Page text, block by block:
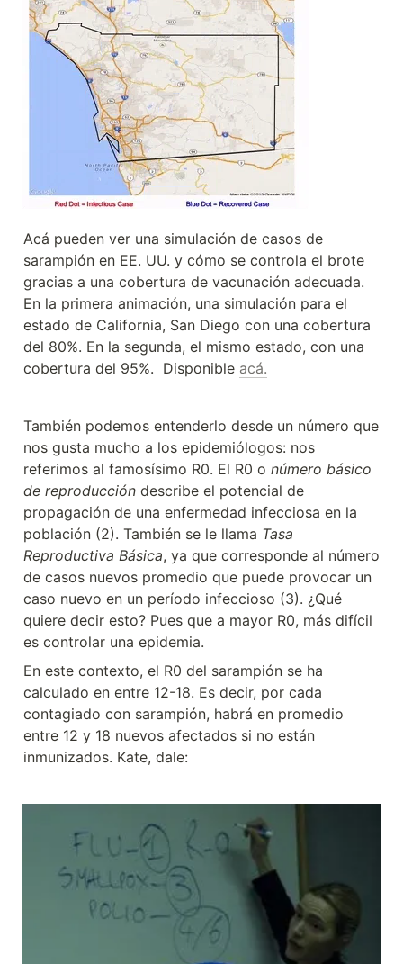
Acá pueden ver una simulación de casos de
sarampión en EE. UU. y cómo se controla el brote
gracias a una cobertura de vacunación adecuada.
En la primera animación, una simulación para el
estado de California, San Diego con una cobertura
del 80%. En la segunda, el mismo estado, con una
cobertura del 95%.  Disponible acá.
También podemos entenderlo desde un número que
nos gusta mucho a los epidemiólogos: nos
referimos al famosísimo R0. El R0 o número básico
de reproducción describe el potencial de
propagación de una enfermedad infecciosa en la
población (2). También se le llama Tasa
Reproductiva Básica, ya que corresponde al número
de casos nuevos promedio que puede provocar un
caso nuevo en un período infeccioso (3). ¿Qué
quiere decir esto? Pues que a mayor R0, más difícil
es controlar una epidemia.
En este contexto, el R0 del sarampión se ha
calculado en entre 12-18. Es decir, por cada
contagiado con sarampión, habrá en promedio
entre 12 y 18 nuevos afectados si no están
inmunizados. Kate, dale: